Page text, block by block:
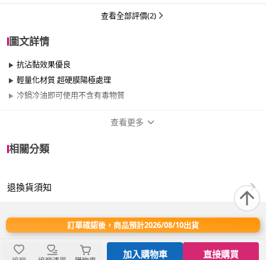
查看全部評價(2)
圖文詳情
抗沾黏效果優良
輕量化材質 超硬膜陽極處理
冷鍋冷油即可使用不含有毒物質
材質
適用於 電磁爐、瓦斯爐、滷素爐
款式 單柄
查看更多
相關分類
退換貨須知
訂單確認後，商品預計2026/08/10出貨
加入購物車 直接購買